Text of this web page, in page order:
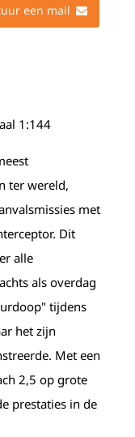
een mail
1:144
ter wereld,
met
Dit
alle
als overdag
tijdens
het zijn
Met een
2,5 op grote
prestaties in de